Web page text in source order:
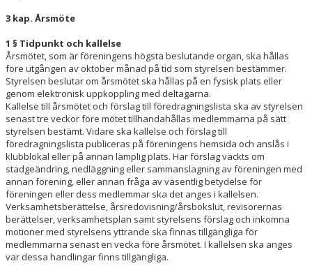
3 kap. Årsmöte
1 § Tidpunkt och kallelse
Årsmötet, som är föreningens högsta beslutande organ, ska hållas
före utgången av oktober månad på tid som styrelsen bestämmer.
Styrelsen beslutar om årsmötet ska hållas på en fysisk plats eller
genom elektronisk uppkoppling med deltagarna.
Kallelse till årsmötet och förslag till föredragningslista ska av styrelsen
senast tre veckor före mötet tillhandahållas medlemmarna på sätt
styrelsen bestämt. Vidare ska kallelse och förslag till
föredragningslista publiceras på föreningens hemsida och anslås i
klubblokal eller på annan lämplig plats. Har förslag väckts om
stadgeändring, nedläggning eller sammanslagning av föreningen med
annan förening, eller annan fråga av väsentlig betydelse för
föreningen eller dess medlemmar ska det anges i kallelsen.
Verksamhetsberättelse, årsredovisning/årsbokslut, revisorernas
berättelser, verksamhetsplan samt styrelsens förslag och inkomna
motioner med styrelsens yttrande ska finnas tillgängliga för
medlemmarna senast en vecka före årsmötet. I kallelsen ska anges
var dessa handlingar finns tillgängliga.